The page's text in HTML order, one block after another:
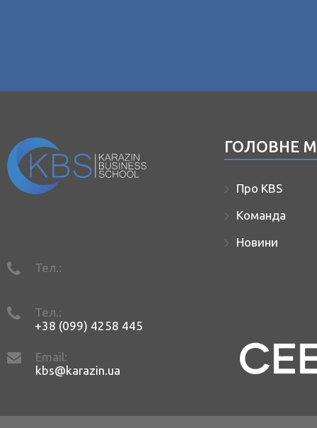
Тел.:
Тел.:
+38 (099) 4258 445
Email:
kbs@karazin.ua
ГОЛОВНЕ
Про KBS
Команда
Новини